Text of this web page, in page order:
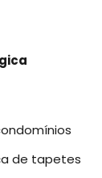
de tapetes